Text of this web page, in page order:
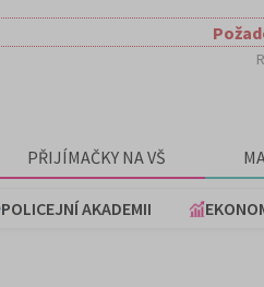
PŘIJÍMAČKY NA VŠ
POLICEJNÍ AKADEMII